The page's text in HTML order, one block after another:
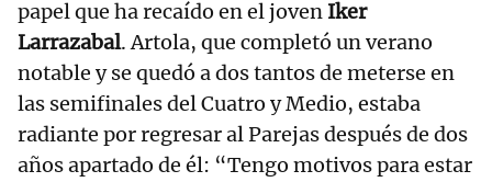
papel que ha recaído en el joven Iker
Larrazabal. Artola, que completó un verano
notable y se quedó a dos tantos de meterse en
las semifinales del Cuatro y Medio, estaba
radiante por regresar al Parejas después de dos
años apartado de él: “Tengo motivos para estar